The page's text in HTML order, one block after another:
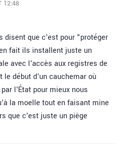
12:48
disent que c'est pour "protéger
fait ils installent juste un
avec l'accès aux registres de
début d'un cauchemar où
l'État pour mieux nous
la moelle tout en faisant mine
que c'est juste un piège